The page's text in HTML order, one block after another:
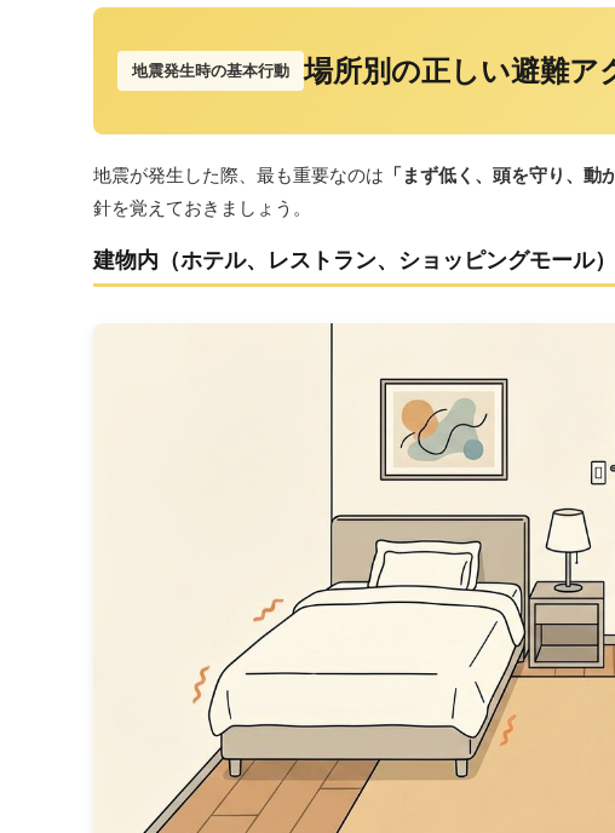
地震発生時の基本行動 場所別の正しい避難ア
地震が発生した際、最も重要なのは 「まず低く、頭を守り、動
針を覚えておきましょう。
建物内（ホテル、レストラン、ショッピングモール